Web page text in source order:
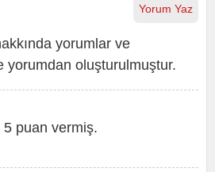
Yorum Yaz
yorumlar ve
yorumdan oluşturulmuştur.
5 puan vermiş.